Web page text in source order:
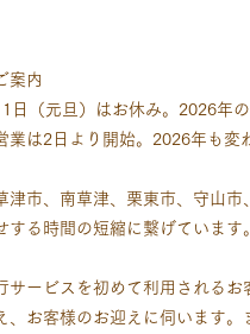
案内
1日（元旦）はお休み。2026年
業は2日より開始。2026年も変
津市、南草津、栗東市、守山
する時間の短縮に繋げています。
サービスを初めて利用される
、お客様のお迎えに伺います